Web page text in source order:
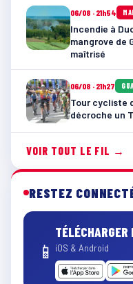
06/08 · 21h54
Incendie à
mangrove de
maîtrisé
06/08 · 21h27
Tour cycliste
décroche un
VOIR TOUT LE FIL →
RESTEZ
📱
TÉLÉCHARGER
iOS & Android